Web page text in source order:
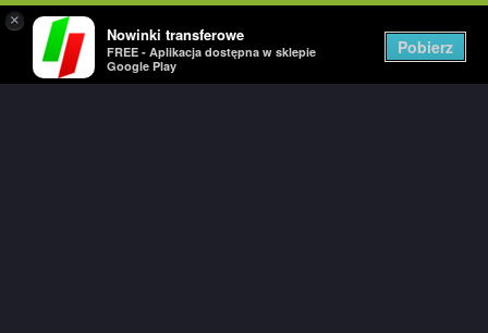
×
Nowinki transferowe
FREE - Aplikacja dostępna w sklepie
Google Play
Pobierz